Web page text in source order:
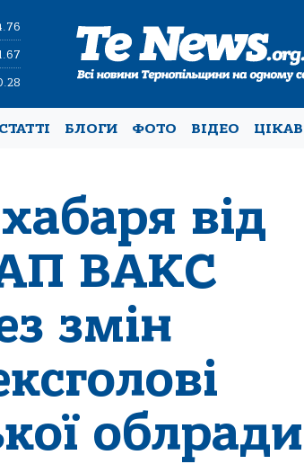
СТАТТІ БЛОГИ ФОТО ВІДЕО
від
ВАКС
змін
облради